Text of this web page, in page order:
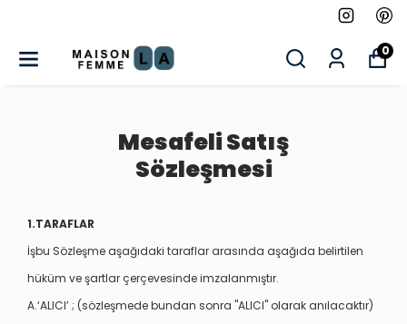
0
Mesafeli Satış
Sözleşmesi
1.TARAFLAR
İşbu Sözleşme aşağıdaki taraflar arasında aşağıda belirtilen
hüküm ve şartlar çerçevesinde imzalanmıştır.
A.‘ALICI’ ; (sözleşmede bundan sonra "ALICI" olarak anılacaktır)